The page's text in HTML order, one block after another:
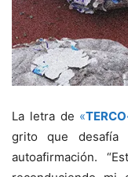
La letra de «TERCO
grito que desafía
autoafirmación.